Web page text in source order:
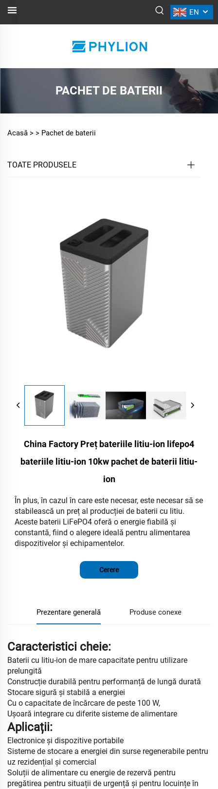
EN
PACHET DE BATERII
Acasă > > Pachet de baterii
TOATE PRODUSELE
China Factory Preț bateriile litiu-ion lifepo4
bateriile litiu-ion 10kw pachet de baterii litiu-
ion
În plus, în cazul în care este necesar, este necesar să se
stabilească un preț al producției de baterii cu litiu.
Aceste baterii LiFePO4 oferă o energie fiabilă şi
constantă, fiind o alegere ideală pentru alimentarea
dispozitivelor şi echipamentelor.
Cerere
Prezentare generală Produse conexe
Caracteristici cheie:
Baterii cu litiu-ion de mare capacitate pentru utilizare
prelungită
Construcție durabilă pentru performanță de lungă durată
Stocare sigură și stabilă a energiei
Cu o capacitate de încărcare de peste 100 W,
Ușoară integrare cu diferite sisteme de alimentare
Aplicații:
Electronice și dispozitive portabile
Sisteme de stocare a energiei din surse regenerabile pentru
uz rezidențial și comercial
Soluții de alimentare cu energie de rezervă pentru
pregătirea pentru situații de urgență și pentru locuințe în